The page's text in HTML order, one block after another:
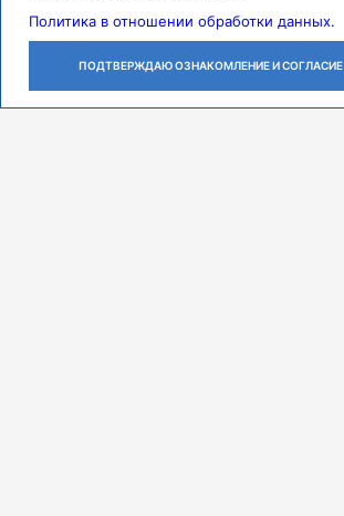
КАБИНЕТ
ЗАЯВКУ
Политика в отношении обработки данных.
ПОДТВЕРЖДАЮ ОЗНАКОМЛЕНИЕ И СОГЛАСИЕ